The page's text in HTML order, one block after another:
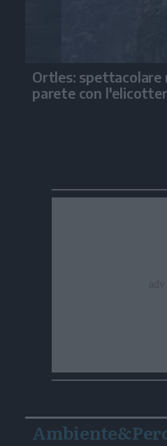
Ortles: spettacolare
parete con